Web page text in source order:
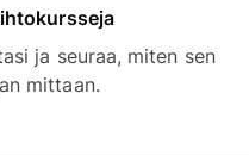
ja seuraa, miten sen
mittaan.